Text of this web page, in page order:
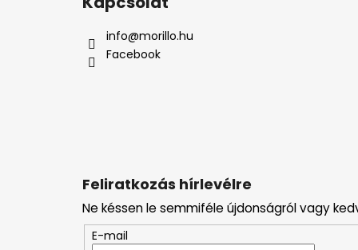
Feliratkozás hírlevélre
Ne késsen le semmiféle újdonságról vagy
E-mail
info@morillo.hu
Facebook